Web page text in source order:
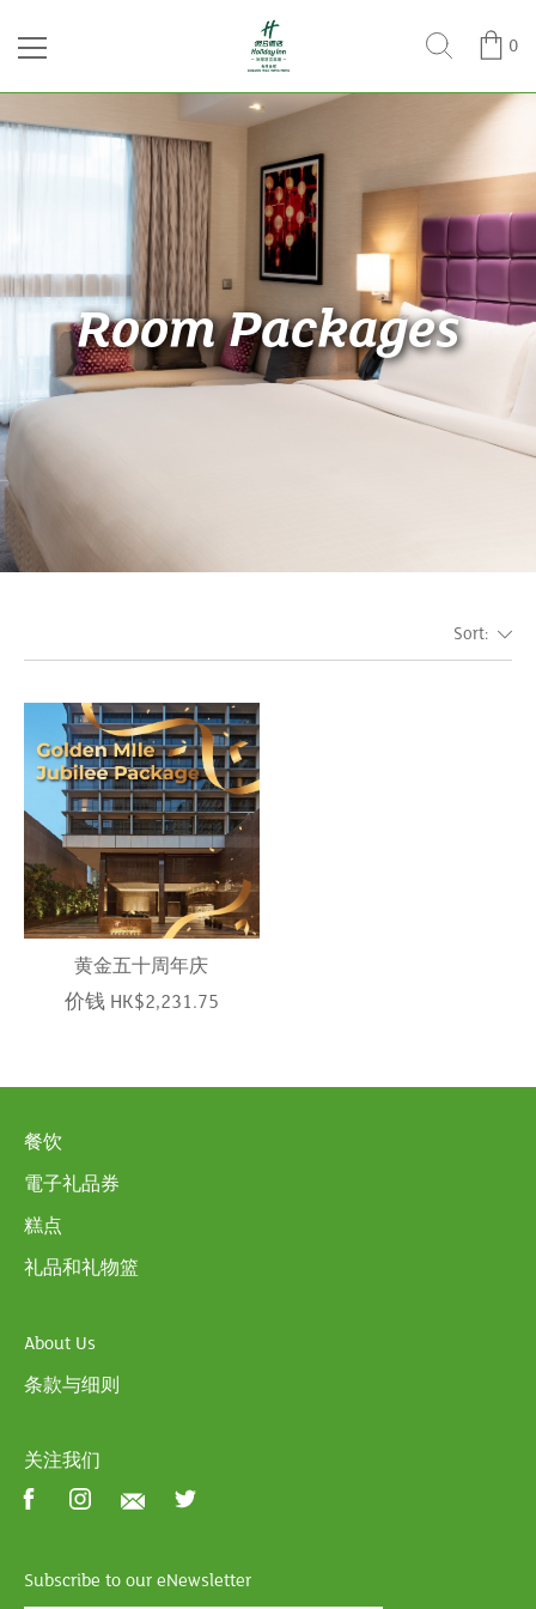
0
Room Packages
Sort:
黄金五十周年庆
价钱 HK$2,231.75
餐饮
電子礼品券
糕点
礼品和礼物篮
About Us
条款与细则
关注我们
Subscribe to our eNewsletter